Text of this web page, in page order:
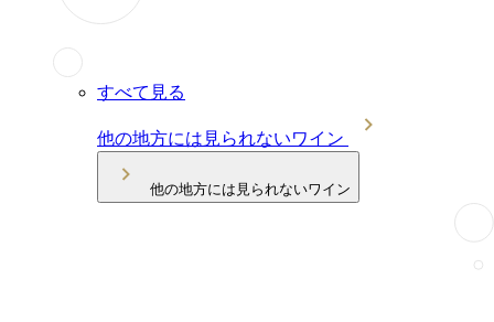
すべて見る
他の地方には見られないワイン
他の地方には見られないワイン